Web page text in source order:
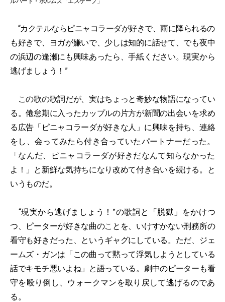
“カクテルならピニャコラーダが好きで、雨に降られるの
も好きで、ヨガが嫌いで、少しは知的に話せて、でも夜中
の浜辺の逢瀬にも興味あったら、手紙ください。現実から
逃げましょう！”
この歌の歌詞だが、実はちょっと奇妙な物語になってい
る。倦怠期に入ったカップルの片方が新聞の出会いを求め
る広告「ピニャコラーダが好きな人」に興味を持ち、連絡
をし、会ってみたら付き合っていたパートナーだった。
「なんだ、ピニャコラーダが好きだなんて知らなかった
よ！」と新鮮な気持ちになり改めて付き合いを続ける。と
いうものだ。
“現実から逃げましょう！”の歌詞と「脱獄」をかけつ
つ、ピーターが好きな曲のことを、いけすかない刑務所の
看守も好きだった、というギャグにしている。ただ、ジェ
ームズ・ガンは「この曲って黙って浮気しようとしている
話でキモチ悪いよね」と語っている。劇中のピーターも看
守を殴り倒し、ウォークマンを取り戻して逃げるのであ
る。